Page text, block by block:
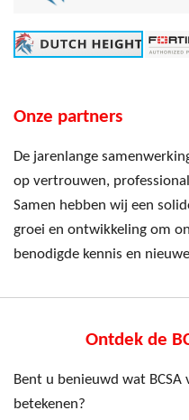
Onze partners
De jarenlange
op vertrouwen,
Samen hebben wij een
groei en ontwikkeling om
benodigde kennis en
Ontdek de
Bent u benieuwd wat
betekenen?